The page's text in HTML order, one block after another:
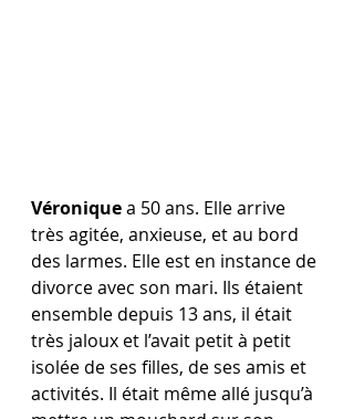
Véronique a 50 ans. Elle arrive
très agitée, anxieuse, et au bord
des larmes. Elle est en instance de
divorce avec son mari. Ils étaient
ensemble depuis 13 ans, il était
très jaloux et l’avait petit à petit
isolée de ses filles, de ses amis et
activités. Il était même allé jusqu’à